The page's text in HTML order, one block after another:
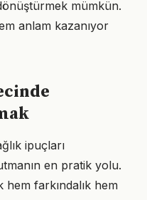
mümkün.
anlam kazanıyor
ipuçları
en pratik yolu.
farkındalık hem